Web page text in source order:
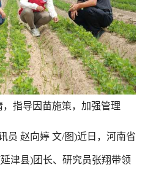
指导因苗施策，加强管理
赵向婷 文/图)近日，河南省
津县)团长、研究员张翔带领